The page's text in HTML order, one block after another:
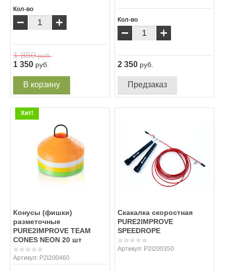
Кол-во
− +
1 850руб.
1 350 руб.
В корзину
Кол-во
− +
2 350 руб.
Предзаказ
Хит!
Конусы (фишки)
разметочные
PURE2IMPROVE TEAM
CONES NEON 20 шт
Артикул: P2I200460
Скакалка скоростная
PURE2IMPROVE
SPEEDROPE
Артикул:P2I200350